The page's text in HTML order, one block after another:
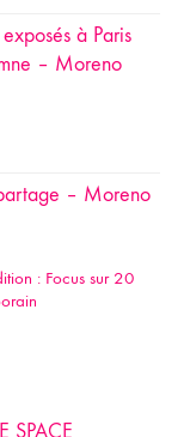
à Paris
– Moreno
– Moreno
: Focus sur 20
SPACE